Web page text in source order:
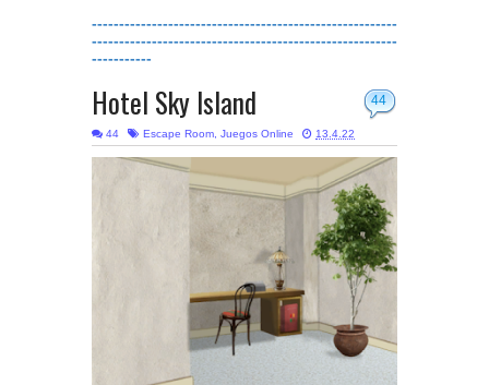
--------------------------------------------------------
--------------------------------------------------------
-----------
44
Hotel Sky Island
44 Escape Room, Juegos Online 13.4.22